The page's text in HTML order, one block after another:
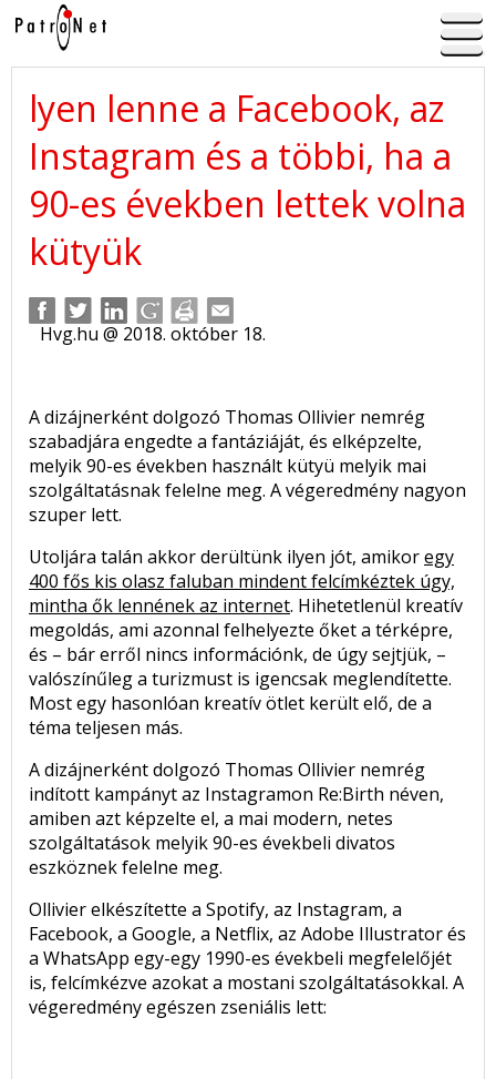
lyen lenne a Facebook, az
Instagram és a többi, ha a
90-es években lettek volna
kütyük
Hvg.hu @ 2018. október 18.
A dizájnerként dolgozó Thomas Ollivier nemrég
szabadjára engedte a fantáziáját, és elképzelte,
melyik 90-es években használt kütyü melyik mai
szolgáltatásnak felelne meg. A végeredmény nagyon
szuper lett.
Utoljára talán akkor derültünk ilyen jót, amikoregy
400 fős kis olasz faluban mindent felcímkéztek úgy,
mintha ők lennének az internet. Hihetetlenül kreatív
megoldás, ami azonnal felhelyezte őket a térképre,
és – bár erről nincs információnk, de úgy sejtjük, –
valószínűleg a turizmust is igencsak meglendítette.
Most egy hasonlóan kreatív ötlet került elő, de a
téma teljesen más.
A dizájnerként dolgozó Thomas Ollivier nemrég
indított kampányt az Instagramon Re:Birth néven,
amiben azt képzelte el, a mai modern, netes
szolgáltatások melyik 90-es évekbeli divatos
eszköznek felelne meg.
Ollivier elkészítette a Spotify, az Instagram, a
Facebook, a Google, a Netflix, az Adobe Illustrator és
a WhatsApp egy-egy 1990-es évekbeli megfelelőjét
is, felcímkézve azokat a mostani szolgáltatásokkal. A
végeredmény egészen zseniális lett: